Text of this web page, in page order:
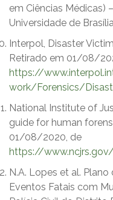
em Ciências Médicas)
Universidade de
Interpol, Disaster
Retirado em 01/08/
https://
work/Forensics/
National Institute of
guide for human
01/08/2020, de
https://
N.A. Lopes et al.
Eventos Fatais com